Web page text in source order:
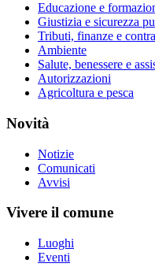
Educazione e
Giustizia e sicurezza
Tributi, finanze e
Ambiente
Salute, benessere e
Autorizzazioni
Agricoltura e pesca
Novità
Notizie
Comunicati
Avvisi
Vivere il comune
Luoghi
Eventi